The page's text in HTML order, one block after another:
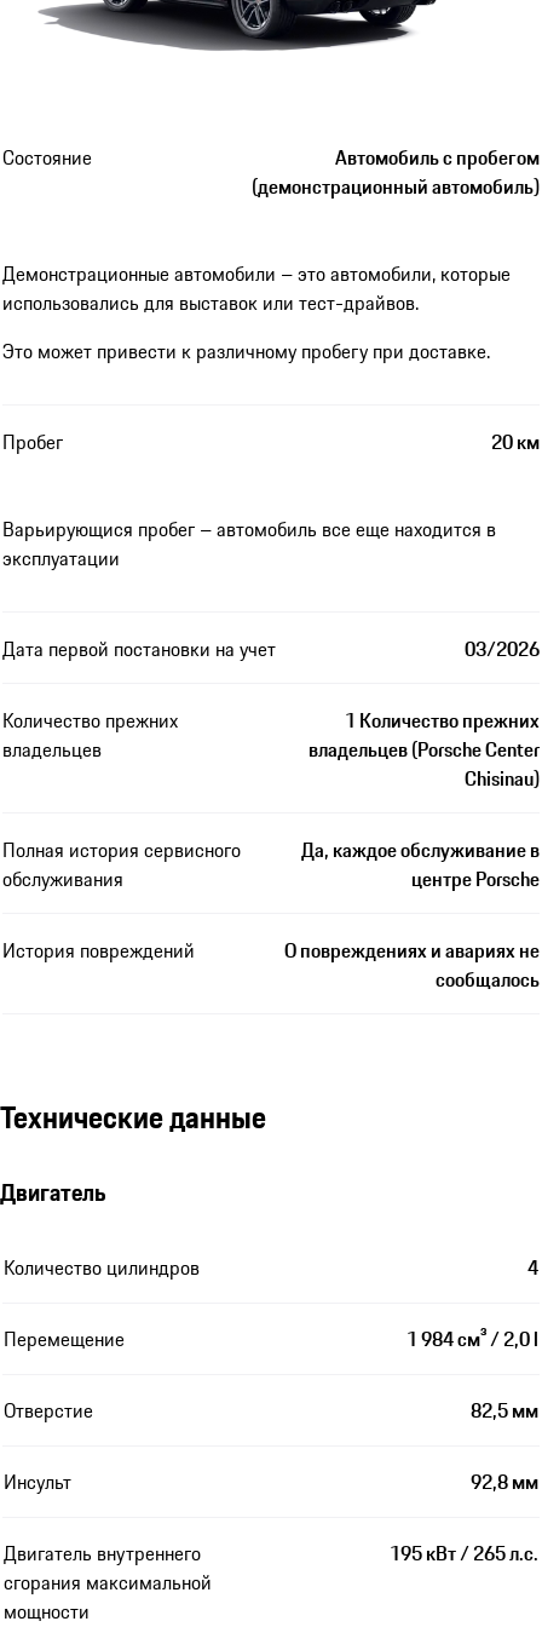
Состояние
Автомобиль с пробегом
(демонстрационный автомобиль)
Демонстрационные автомобили – это автомобили, которые
использовались для выставок или тест-драйвов.
Это может привести к различному пробегу при доставке.
Пробег 20 км
Варьирующися пробег – автомобиль все еще находится в
эксплуатации
Дата первой постановки на учет 03/2026
Количество прежних
владельцев
1 Количество прежних
владельцев (Porsche Center
Chisinau)
Полная история сервисного
обслуживания
Да, каждое обслуживание в
центре Porsche
История повреждений
О повреждениях и авариях не
сообщалось
Технические данные
Двигатель
Количество цилиндров 4
Перемещение 1 984 см³ / 2,0 l
Отверстие 82,5 мм
Инсульт 92,8 мм
Двигатель внутреннего
сгорания максимальной
мощности
195 кВт / 265 л.с.